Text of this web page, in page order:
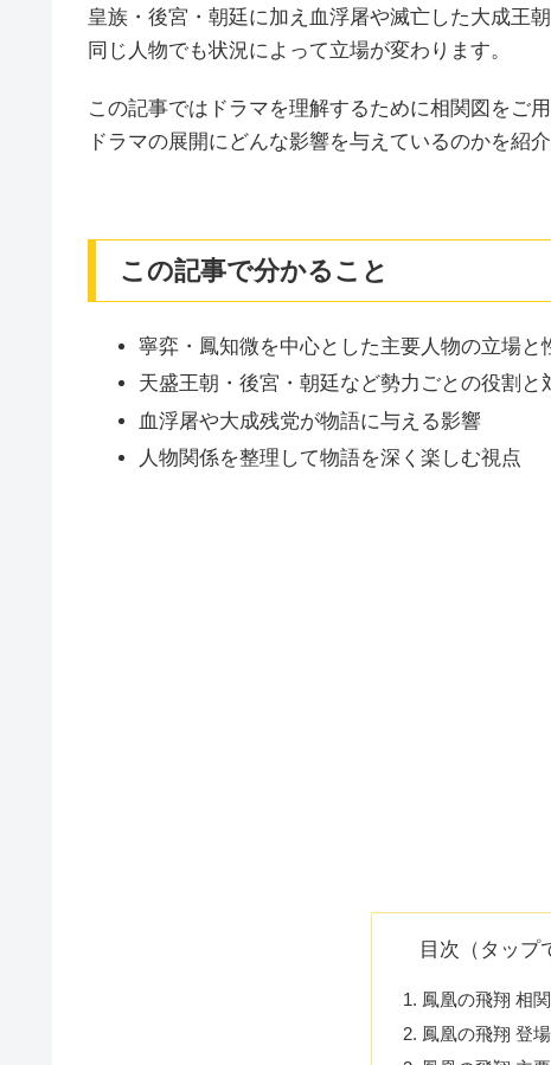
皇族・後宮・朝廷に加え血浮屠や滅亡した大成王
同じ人物でも状況によって立場が変わります。
この記事ではドラマを理解するために相関図をご
ドラマの展開にどんな影響を与えているのかを紹介
この記事で分かること
寧弈・鳳知微を中心とした主要人物の立場と
天盛王朝・後宮・朝廷など勢力ごとの役割と
血浮屠や大成残党が物語に与える影響
人物関係を整理して物語を深く楽しむ視点
目次（タップ
鳳凰の飛翔 相
鳳凰の飛翔 登